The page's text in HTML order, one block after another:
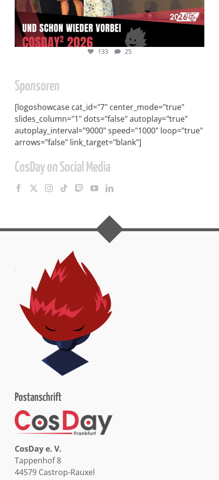
133 25
Sponsoren
[logoshowcase cat_id="7" center_mode="true"
slides_column="1" dots="false" autoplay="true"
autoplay_interval="9000" speed="1000" loop="true"
arrows="false" link_target="blank"]
CosDay on Social Media
Postanschrift
CosDay e. V.
Tappenhof 8
44579 Castrop-Rauxel